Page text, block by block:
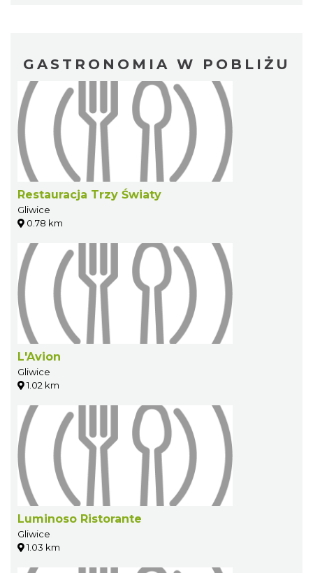
GASTRONOMIA W POBLIŻU
Restauracja Trzy Światy
Gliwice
0.78 km
L'Avion
Gliwice
1.02 km
Luminoso Ristorante
Gliwice
1.03 km